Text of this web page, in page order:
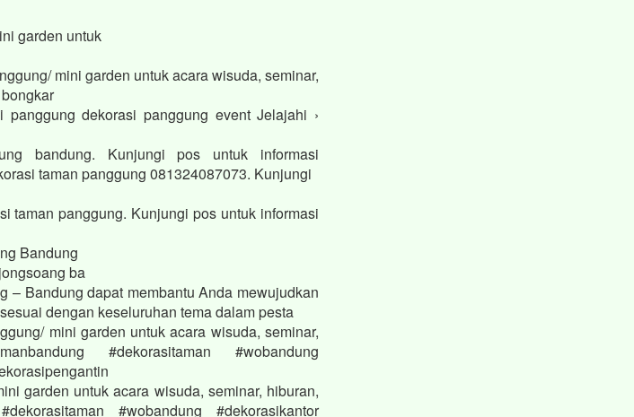
garden untuk
mini garden untuk acara wisuda, seminar,
dekorasi panggung event Jelajahi ›
bandung. Kunjungi pos untuk informasi
taman panggung 081324087073. Kunjungi
panggung. Kunjungi pos untuk informasi
Bandung
ba
– Bandung dapat membantu Anda mewujudkan
dengan keseluruhan tema dalam pesta
mini garden untuk acara wisuda, seminar,
#dekorasitaman #wobandung
garden untuk acara wisuda, seminar, hiburan,
#wobandung #dekorasikantor